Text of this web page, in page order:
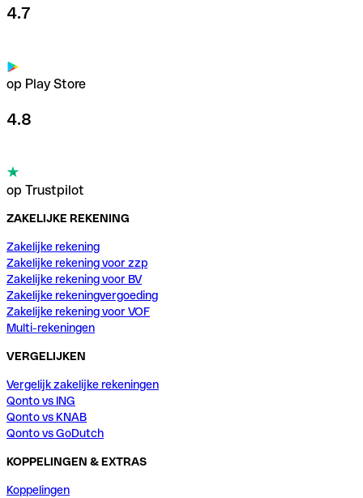
4.7
op Play Store
4.8
op Trustpilot
ZAKELIJKE REKENING
Zakelijke rekening
Zakelijke rekening voor zzp
Zakelijke rekening voor BV
Zakelijke rekeningvergoeding
Zakelijke rekening voor VOF
Multi-rekeningen
VERGELIJKEN
Vergelijk zakelijke rekeningen
Qonto vs ING
Qonto vs KNAB
Qonto vs GoDutch
KOPPELINGEN & EXTRAS
Koppelingen